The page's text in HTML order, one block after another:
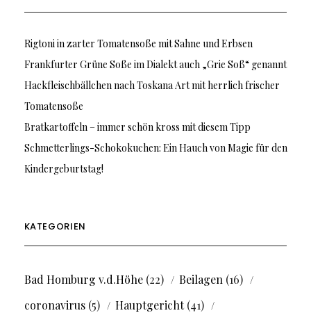
Rigtoni in zarter Tomatensoße mit Sahne und Erbsen
Frankfurter Grüne Soße im Dialekt auch „Grie Soß“ genannt
Hackfleischbällchen nach Toskana Art mit herrlich frischer
Tomatensoße
Bratkartoffeln – immer schön kross mit diesem Tipp
Schmetterlings-Schokokuchen: Ein Hauch von Magie für den
Kindergeburtstag!
KATEGORIEN
Bad Homburg v.d.Höhe(22) Beilagen (16)
coronavirus(5) Hauptgericht(41)